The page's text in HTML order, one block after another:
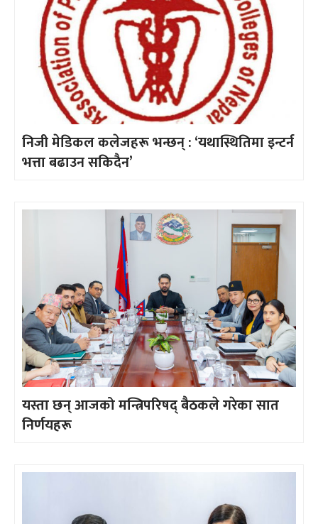
निजी मेडिकल कलेजहरू भन्छन् : ‘यथास्थितिमा इन्टर्न
भत्ता बढाउन सकिदैन’
यस्ता छन् आजको मन्त्रिपरिषद् बैठकले गरेका सात
निर्णयहरू